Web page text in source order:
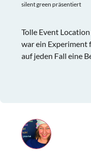
silent green präsentiert
Tolle Event
war ein Experiment
auf jeden Fall eine